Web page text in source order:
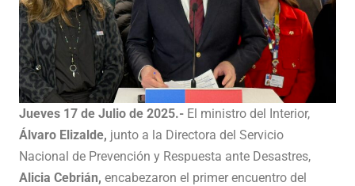
Jueves 17 de Julio de 2025.- El ministro del Interior,
Álvaro Elizalde, junto a la Directora del Servicio
Nacional de Prevención y Respuesta ante Desastres,
Alicia Cebrián, encabezaron el primer encuentro del